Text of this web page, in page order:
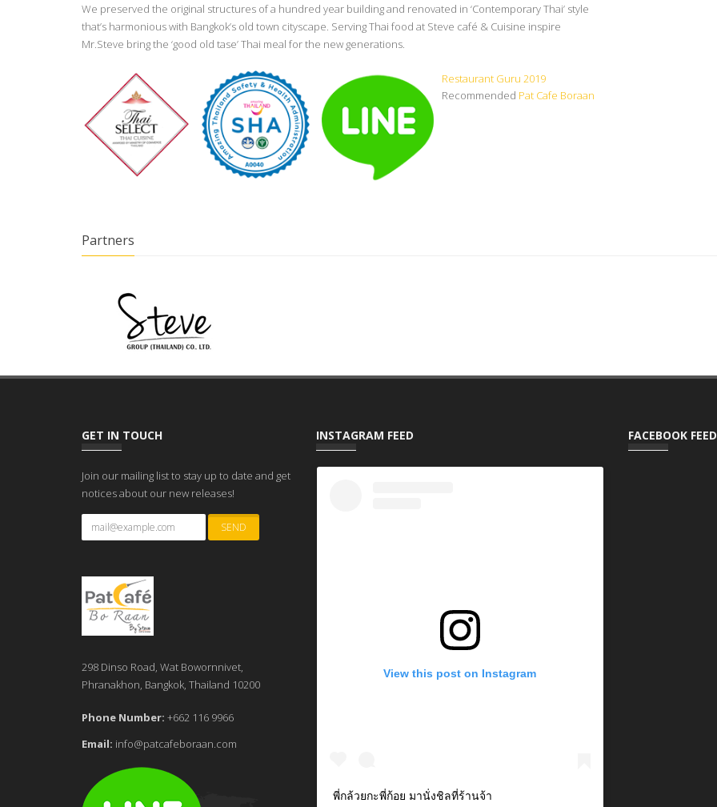
We preserved the original structures of a hundred year building and renovated in ‘Contemporary Thai’ style
that’s harmonious with Bangkok’s old town cityscape. Serving Thai food at Steve café & Cuisine inspire
Mr.Steve bring the ‘good old tase’ Thai meal for the new generations.
Restaurant Guru 2019
Recommended Pat Cafe Boraan
Partners
GET IN TOUCH
Join our mailing list to stay up to date and get
notices about our new releases!
298 Dinso Road, Wat Bowornnivet,
Phranakhon, Bangkok, Thailand 10200
Phone Number: +662 116 9966
Email: info@patcafeboraan.com
INSTAGRAM FEED
View this post on Instagram
พี่กล้วยกะพี่ก้อย มานั่งชิลที่ร้านจ้า
FACEBOOK FEED